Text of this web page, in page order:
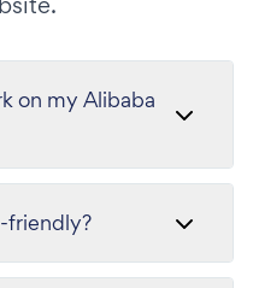
on my Alibaba
friendly?